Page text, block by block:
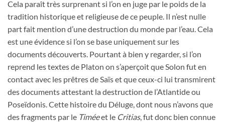
Cela paraît très surprenant si l’on en juge par le poids de la
tradition historique et religieuse de ce peuple. Il n’est nulle
part fait mention d’une destruction du monde par l’eau. Cela
est une évidence si l’on se base uniquement sur les
documents découverts. Pourtant à bien y regarder, si l’on
reprend les textes de Platon on s’aperçoit que Solon fut en
contact avec les prêtres de Saïs et que ceux-ci lui transmirent
des documents attestant la destruction de l’Atlantide ou
Poseïdonis. Cette histoire du Déluge, dont nous n’avons que
des fragments par le Timéeet le Critias, fut donc bien connue